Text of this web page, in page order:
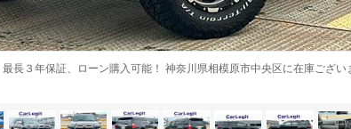
長３年保証、ローン購入可能！ 神奈川県相模原市中央区に在庫ござい